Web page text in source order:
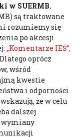
w SUERMB.
są traktowane
rozumiemy się
po akcesji
„Komentarze IEŚ”,
oprócz
wśród
kwestie
i odporności
że w celu
dalszej
wymiany